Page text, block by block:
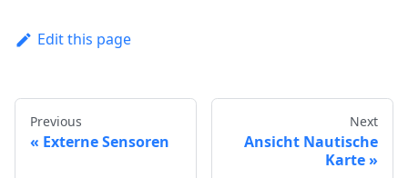
Edit this page
Previous
Externe Sensoren
Next
Ansicht Nautische
Karte